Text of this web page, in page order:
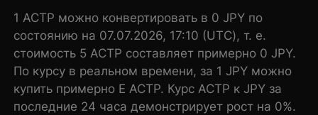
1 ACTP можно конвертировать в 0 JPY по
состоянию на 07.07.2026, 17:10 (UTC), т. е.
стоимость 5 ACTP составляет примерно 0 JPY.
По курсу в реальном времени, за 1 JPY можно
купить примерно E ACTP. Курс ACTP к JPY за
последние 24 часа демонстрирует рост на 0%.